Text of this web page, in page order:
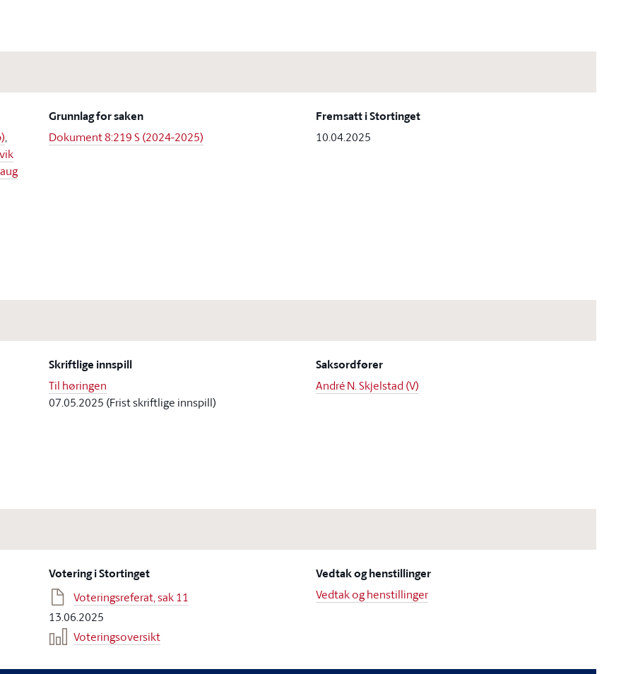
,
Grunnlag for saken
Dokument 8:219 S (2024-2025)
Fremsatt i Stortinget
10.04.2025
Skriftlige innspill
Til høringen
07.05.2025 (Frist skriftlige innspill)
Saksordfører
André N. Skjelstad (V)
Votering i Stortinget
Voteringsreferat, sak 11
13.06.2025
Voteringsoversikt
Vedtak og henstillinger
Vedtak og henstillinger